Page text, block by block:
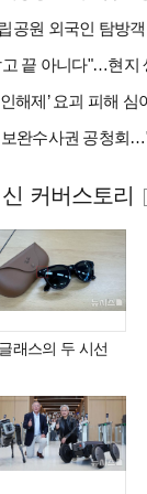
커버스토리
래스의 두 시선